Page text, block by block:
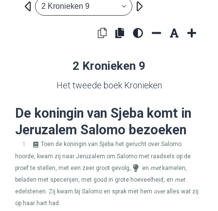
2 Kronieken 9
2 Kronieken 9
Het tweede boek Kronieken
De koningin van Sjeba komt in
Jeruzalem Salomo bezoeken
1
Toen de koningin van Sjeba het gerucht over Salomo
hoorde, kwam zij naar Jeruzalem om Salomo met raadsels op de
proef te stellen, met een zeer groot gevolg,
en metkamelen,
beladen met specerijen, met goud in grote hoeveelheid, en met
edelstenen. Zij kwam bij Salomo en sprak met hem overalles wat zij
op haar hart had.